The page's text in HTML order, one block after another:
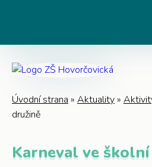
Úvodní strana » Aktuality »
družině
Karneval ve